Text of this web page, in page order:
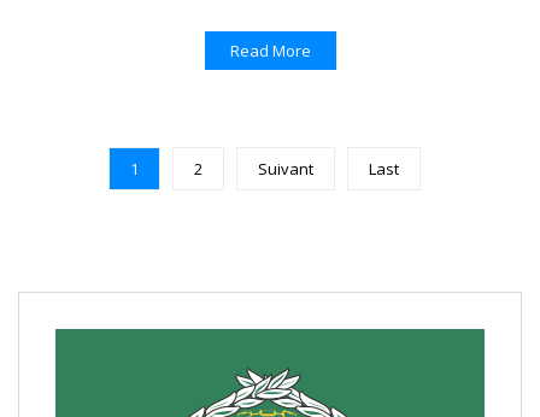
Read More
1 2 Suivant Last